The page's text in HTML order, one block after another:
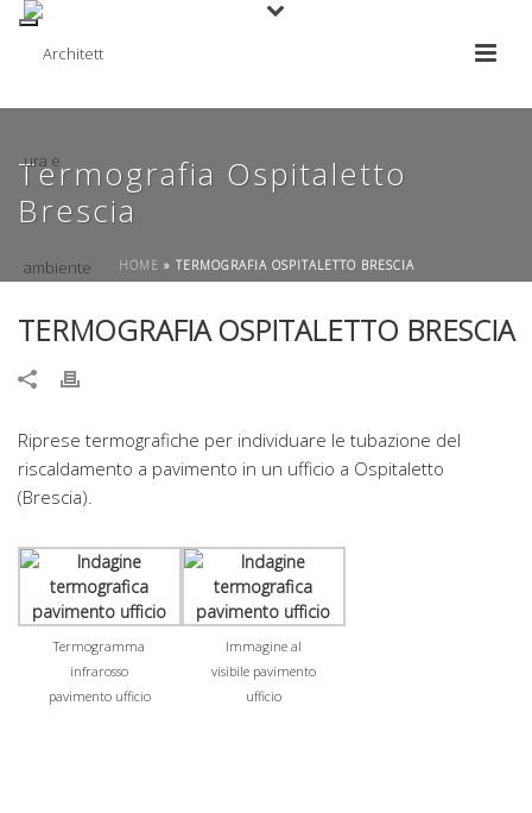
Termografia Ospitaletto
Brescia
HOME » TERMOGRAFIA OSPITALETTO BRESCIA
TERMOGRAFIA OSPITALETTO BRESCIA
Riprese termografiche per individuare le tubazione del
riscaldamento a pavimento in un ufficio a Ospitaletto
(Brescia).
Termogramma
infrarosso
pavimento ufficio
Immagine al
visibile pavimento
ufficio